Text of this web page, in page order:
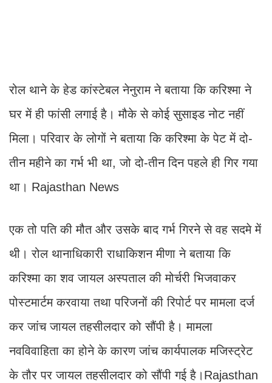
रोल थाने के हेड कांस्टेबल नेनुराम ने बताया कि करिश्मा ने
घर में ही फांसी लगाई है। मौके से कोई सुसाइड नोट नहीं
मिला। परिवार के लोगों ने बताया कि करिश्मा के पेट में दो-
तीन महीने का गर्भ भी था, जो दो-तीन दिन पहले ही गिर गया
था। Rajasthan News
एक तो पति की मौत और उसके बाद गर्भ गिरने से वह सदमे में
थी। रोल थानाधिकारी राधाकिशन मीणा ने बताया कि
करिश्मा का शव जायल अस्पताल की मोर्चरी भिजवाकर
पोस्टमार्टम करवाया तथा परिजनों की रिपोर्ट पर मामला दर्ज
कर जांच जायल तहसीलदार को सौंपी है। मामला
नवविवाहिता का होने के कारण जांच कार्यपालक मजिस्ट्रेट
के तौर पर जायल तहसीलदार को सौंपी गई है।Rajasthan